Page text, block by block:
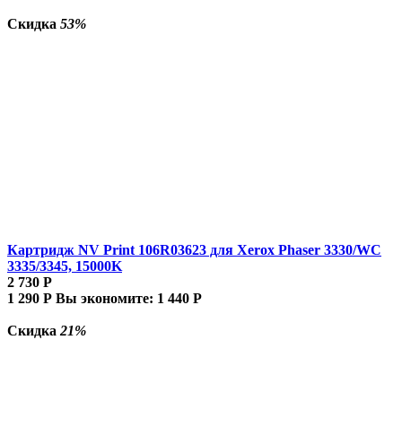
Скидка 53%
Картридж NV Print 106R03623 для Xerox Phaser 3330/WC
3335/3345, 15000K
2 730 Р
1 290 Р Вы экономите: 1 440 Р
Скидка 21%